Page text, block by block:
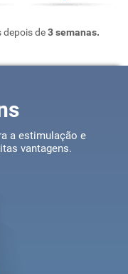
a estimulação e
vantagens.